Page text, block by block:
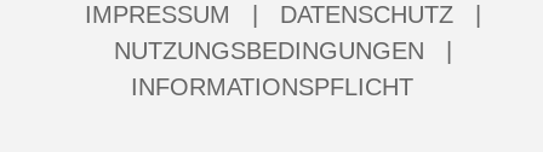
IMPRESSUM DATENSCHUTZ
NUTZUNGSBEDINGUNGEN
INFORMATIONSPFLICHT